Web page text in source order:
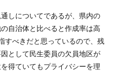
しについてであるが、県内の
自治体と比べると作成率は高
すべきだと思っているので、残
として民生委員の欠員地区が
得ていてもプライバシーを理